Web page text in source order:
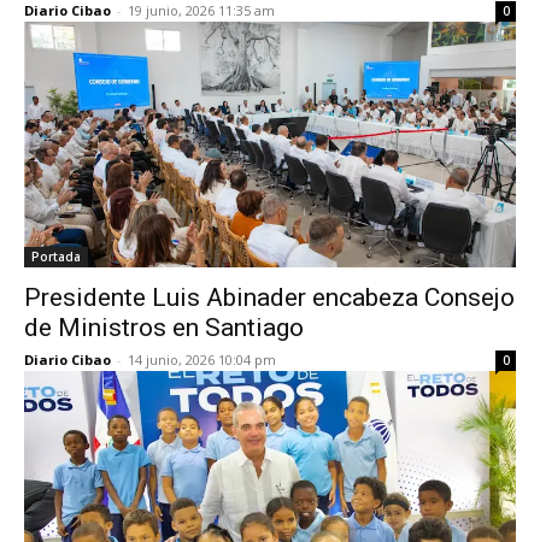
Diario Cibao - 19 junio, 2026 11:35 am 0
Portada
Presidente Luis Abinader encabeza Consejo
de Ministros en Santiago
Diario Cibao - 14 junio, 2026 10:04 pm 0